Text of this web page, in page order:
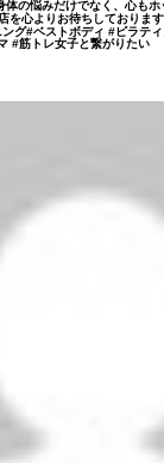
体の悩みだけでなく、心も
を心よりお待ちしております
グ#ベストボディ #ピラテ
#筋トレ女子と繋がりたい